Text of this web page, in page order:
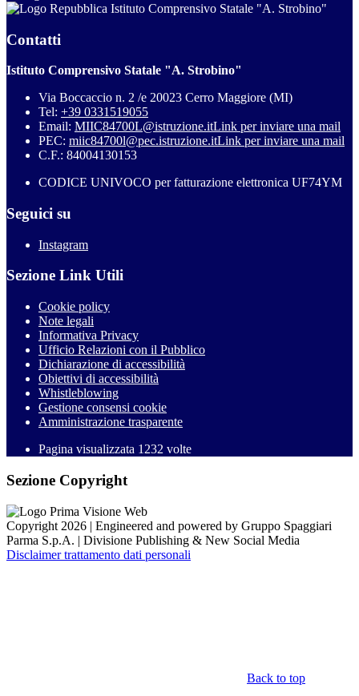
Istituto Comprensivo Statale "A. Strobino"
Contatti
Istituto Comprensivo Statale "A. Strobino"
Via Boccaccio n. 2 /e 20023 Cerro Maggiore (MI)
Tel: +39 0331519055
Email: MIIC84700L@istruzione.itLink per inviare una mail
PEC: miic84700l@pec.istruzione.itLink per inviare una mail
C.F.: 84004130153
CODICE UNIVOCO per fatturazione elettronica UF74YM
Seguici su
Instagram
Sezione Link Utili
Cookie policy
Note legali
Informativa Privacy
Ufficio Relazioni con il Pubblico
Dichiarazione di accessibilità
Obiettivi di accessibilità
Whistleblowing
Gestione consensi cookie
Amministrazione trasparente
Pagina visualizzata 1232 volte
Sezione Copyright
Copyright 2026 | Engineered and powered by Gruppo Spaggiari
Parma S.p.A. | Divisione Publishing & New Social Media
Disclaimer trattamento dati personali
Back to top